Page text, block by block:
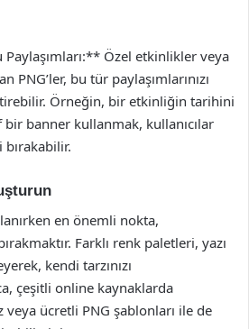
Özel etkinlikler veya
PNG’ler, bu tür paylaşımlarınızı
Örneğin, bir etkinliğin tarihini
banner kullanmak, kullanıcılar
en önemli nokta,
Farklı renk paletleri, yazı
kendi tarzınızı
çeşitli online kaynaklarda
ücretli PNG şablonları ile de